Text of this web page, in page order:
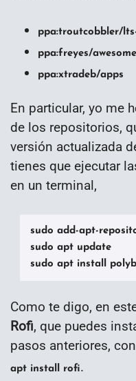
ppa:troutcobbler/
ppa:freyes/awesome
ppa:xtradeb/apps
En particular, yo me
de los repositorios,
versión actualizada
tienes que ejecutar
en un terminal,
sudo add-apt-
sudo apt update
sudo apt install
Como te digo, en
Rofi, que puedes
pasos anteriores,
apt install rofi.